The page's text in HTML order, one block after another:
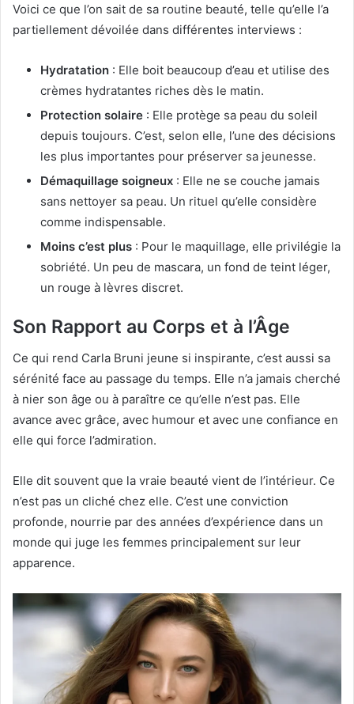
Voici ce que l’on sait de sa routine beauté, telle qu’elle l’a
partiellement dévoilée dans différentes interviews :
Hydratation : Elle boit beaucoup d’eau et utilise des
crèmes hydratantes riches dès le matin.
Protection solaire : Elle protège sa peau du soleil
depuis toujours. C’est, selon elle, l’une des décisions
les plus importantes pour préserver sa jeunesse.
Démaquillage soigneux : Elle ne se couche jamais
sans nettoyer sa peau. Un rituel qu’elle considère
comme indispensable.
Moins c’est plus : Pour le maquillage, elle privilégie la
sobriété. Un peu de mascara, un fond de teint léger,
un rouge à lèvres discret.
Son Rapport au Corps et à l’Âge
Ce qui rend Carla Bruni jeune si inspirante, c’est aussi sa
sérénité face au passage du temps. Elle n’a jamais cherché
à nier son âge ou à paraître ce qu’elle n’est pas. Elle
avance avec grâce, avec humour et avec une confiance en
elle qui force l’admiration.
Elle dit souvent que la vraie beauté vient de l’intérieur. Ce
n’est pas un cliché chez elle. C’est une conviction
profonde, nourrie par des années d’expérience dans un
monde qui juge les femmes principalement sur leur
apparence.